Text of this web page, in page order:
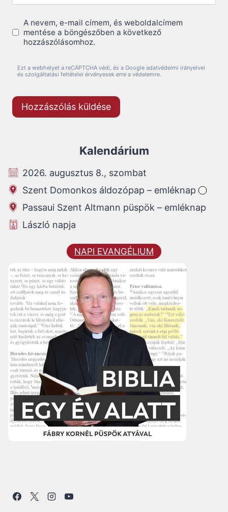
A nevem, e-mail címem, és weboldalcímem
mentése a böngészőben a következő
hozzászólásomhoz.
Ezt a webhelyet a reCAPTCHA védi, és a Google adatvédelmi irányelvei
és szolgáltatási feltételei érvényesek erre a védelemre.
Kalendárium
2026. augusztus 8., szombat
Szent Domonkos áldozópap – emléknap
Passaui Szent Altmann püspök – emléknap
László napja
NAPI EVANGÉLIUM